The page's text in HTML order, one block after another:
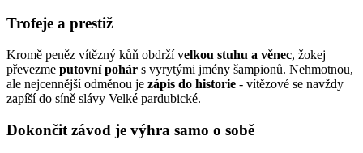
Trofeje a prestiž
Kromě peněz vítězný kůň obdrží velkou stuhu a věnec, žokej
převezme putovní pohár s vyrytými jmény šampionů. Nehmotnou,
ale nejcennější odměnou je zápis do historie - vítězové se navždy
zapíší do síně slávy Velké pardubické.
Dokončit závod je výhra samo o sobě